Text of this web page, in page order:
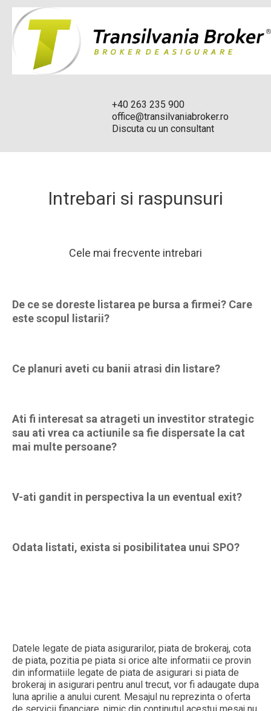
+40 263 235 900
office@transilvaniabroker.ro
Discuta cu un consultant
Intrebari si raspunsuri
Cele mai frecvente intrebari
De ce se doreste listarea pe bursa a firmei? Care
este scopul listarii?
Ce planuri aveti cu banii atrasi din listare?
Ati fi interesat sa atrageti un investitor strategic
sau ati vrea ca actiunile sa fie dispersate la cat
mai multe persoane?
V-ati gandit in perspectiva la un eventual exit?
Odata listati, exista si posibilitatea unui SPO?
Datele legate de piata asigurarilor, piata de brokeraj, cota
de piata, pozitia pe piata si orice alte informatii ce provin
din informatiile legate de piata de asigurari si piata de
brokeraj in asigurari pentru anul trecut, vor fi adaugate dupa
luna aprilie a anului curent. Mesajul nu reprezinta o oferta